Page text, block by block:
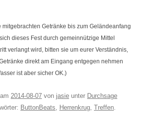
mitgebrachten Getränke bis zum Geländeanfang
dieses Fest durch gemeinnützige Mittel
verlangt wird, bitten sie um eurer Verständnis,
direkt am Eingang entgegen nehmen
ist aber sicher OK.)
2014-08-07 von jasie unter Durchsage
ButtonBeats, Herrenkrug, Treffen.